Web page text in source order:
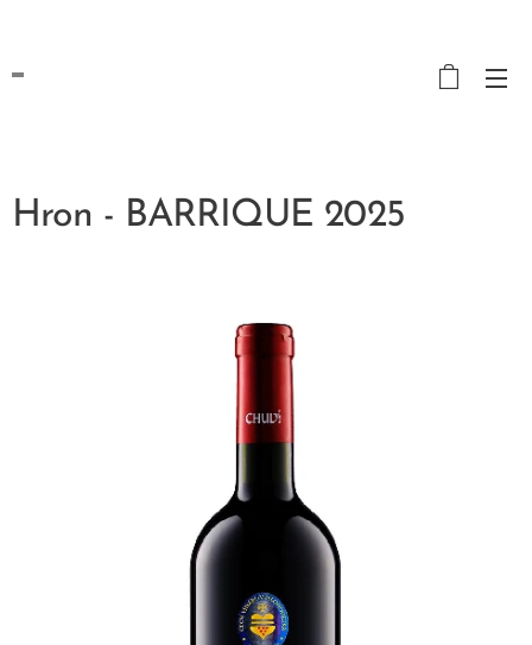
Hron - BARRIQUE 2025